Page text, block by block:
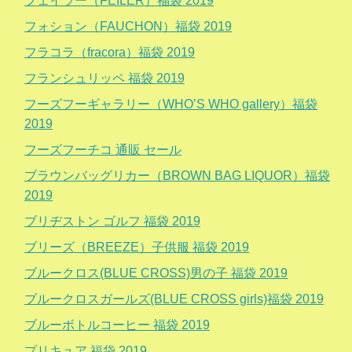
フォション（FAUCHON）福袋 2019
フラコラ（fracora）福袋 2019
フランシュリッペ 福袋 2019
フーズフーギャラリー（WHO’S WHO gallery）福袋
2019
フーズフーチコ 通販 セール
ブラウンバッグリカー（BROWN BAG LIQUOR）福袋
2019
ブリヂストン ゴルフ 福袋 2019
ブリーズ（BREEZE）子供服 福袋 2019
ブルークロス(BLUE CROSS)男の子 福袋 2019
ブルークロスガールズ(BLUE CROSS girls)福袋 2019
ブルーボトルコーヒー 福袋 2019